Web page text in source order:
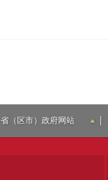
省（区市）政府网站